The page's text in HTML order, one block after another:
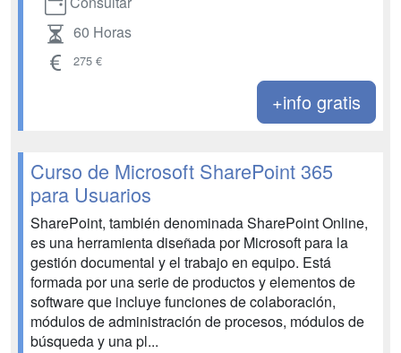
60 Horas
275 €
+info gratis
Curso de Microsoft SharePoint 365
para Usuarios
SharePoint, también denominada SharePoint Online,
es una herramienta diseñada por Microsoft para la
gestión documental y el trabajo en equipo. Está
formada por una serie de productos y elementos de
software que incluye funciones de colaboración,
módulos de administración de procesos, módulos de
búsqueda y una pl...